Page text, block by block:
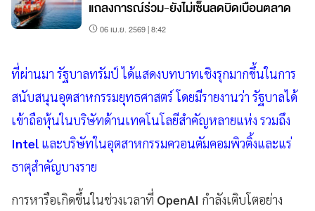
แถลงการณ์ร่วม-ยังไม่เซ็นลดบิดเบือนตลาด
06 เม.ย. 2569 | 8:42
ที่ผ่านมา รัฐบาลทรัมป์ ได้แสดงบทบาทเชิงรุกมากขึ้นในการ
สนับสนุนอุตสาหกรรมยุทธศาสตร์ โดยมีรายงานว่า รัฐบาลได้
เข้าถือหุ้นในบริษัทด้านเทคโนโลยีสำคัญหลายแห่ง รวมถึง
Intel และบริษัทในอุตสาหกรรมควอนตัมคอมพิวติ้งและแร่
ธาตุสำคัญบางราย
การหารือเกิดขึ้นในช่วงเวลาที่ OpenAI กำลังเติบโตอย่าง